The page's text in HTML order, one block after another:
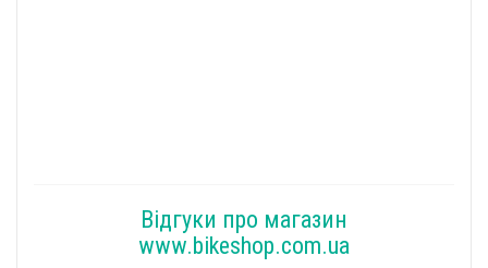
Відгуки про магазин
www.bikeshop.com.ua